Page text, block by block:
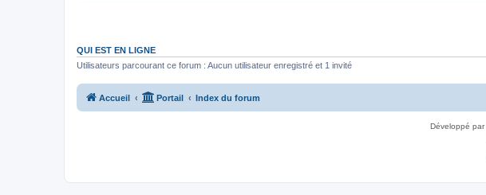
QUI EST EN LIGNE
Utilisateurs parcourant ce forum : Aucun utilisateur enregistré et 1 invité
Accueil Portail Index du forum
Développé par